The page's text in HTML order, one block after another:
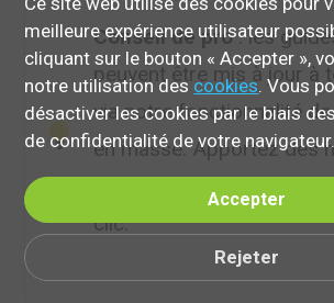
Conseil de pro: les
peuvent être mis à jour à
via notre fonctionnalité
en masse. Apportez des
et améliorez vos
clic.
.
meilleure expérience utilisateur
cliquant sur le bouton « Accepter »,
notre utilisation descookies. Vous
désactiver les cookies par le biais
de confidentialité de votre navigateur.
Accepter
Rejeter